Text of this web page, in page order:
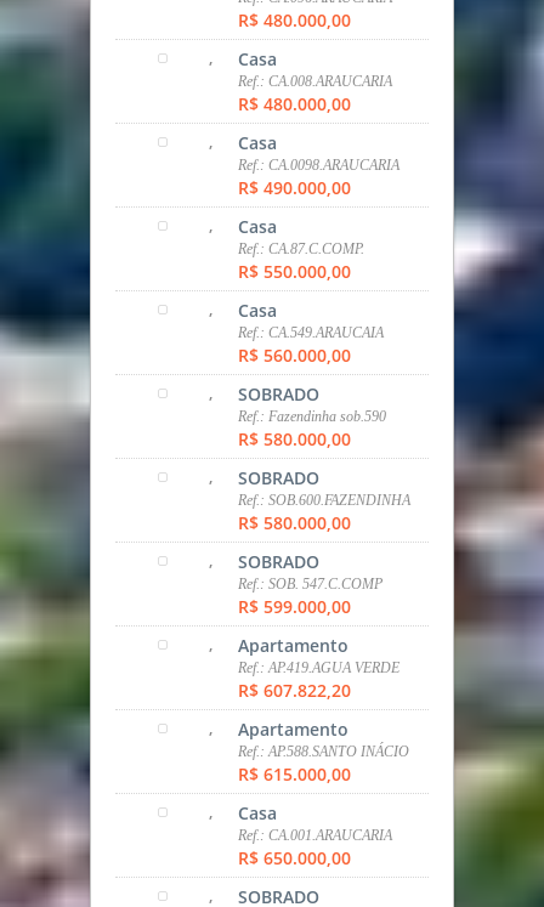
Casa
Ref.: CA.605.CASA
ARAUCARIA
R$ 450.000,00
Casa
Ref.: CA.406.CASA
ARAUCARIA
R$ 450.000,00
Apartamento
Ref.: AP.420.AGUA VERDE
R$ 454.000,00
Terreno
Ref.: TER.305.S.BRAZ
R$ 466.400,00
tipo
Ref.: CA.096.ARAUCARIA
R$ 480.000,00
Casa
Ref.: CA.008.ARAUCARIA
R$ 480.000,00
Casa
Ref.: CA.0098.ARAUCARIA
R$ 490.000,00
Casa
Ref.: CA.87.C.COMP.
R$ 550.000,00
Casa
Ref.: CA.549.ARAUCAIA
R$ 560.000,00
SOBRADO
Ref.: Fazendinha sob.590
R$ 580.000,00
SOBRADO